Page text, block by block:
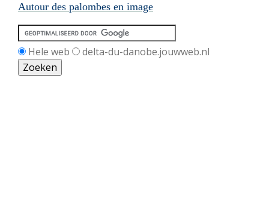
Autour des palombes en image
Hele web delta-du-danobe.jouwweb.nl